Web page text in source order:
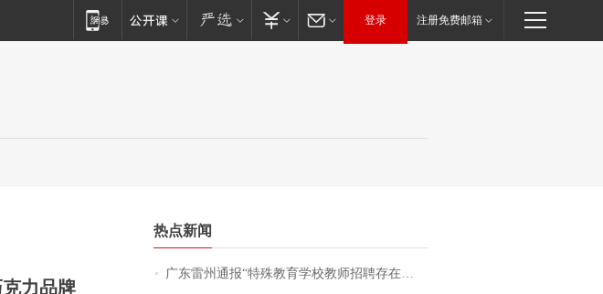
登录 注册免费邮箱
力品牌
热点新闻
广东雷州通报“特殊教育学校教师招聘存在违规行为”：已启动问责程序 副校长被停职